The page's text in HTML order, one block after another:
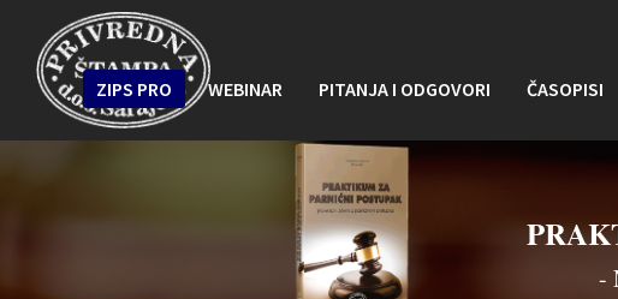
ZIPS PRO WEBINAR PITANJA I ODGOVORI ČASOPISI
-